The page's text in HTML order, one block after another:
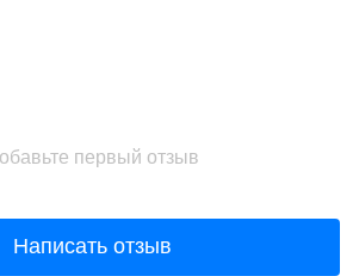
первый отзыв
Написать отзыв